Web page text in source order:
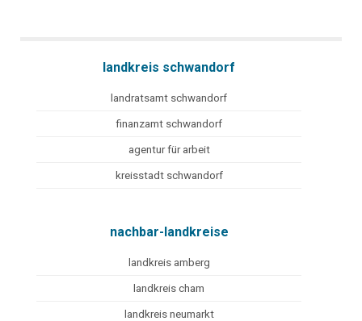
landkreis schwandorf
landratsamt schwandorf
finanzamt schwandorf
agentur für arbeit
kreisstadt schwandorf
nachbar-landkreise
landkreis amberg
landkreis cham
landkreis neumarkt